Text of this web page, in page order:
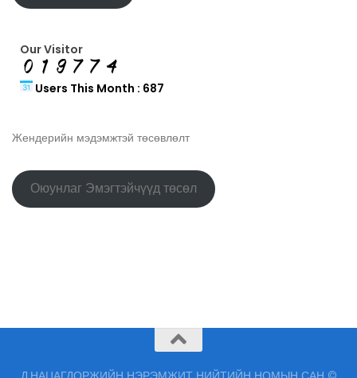
Our Visitor
Users This Month : 687
Жендерийн мэдэмжтэй төсөвлөлт
Оюунлаг Эмэгтэйчүүд төсөл